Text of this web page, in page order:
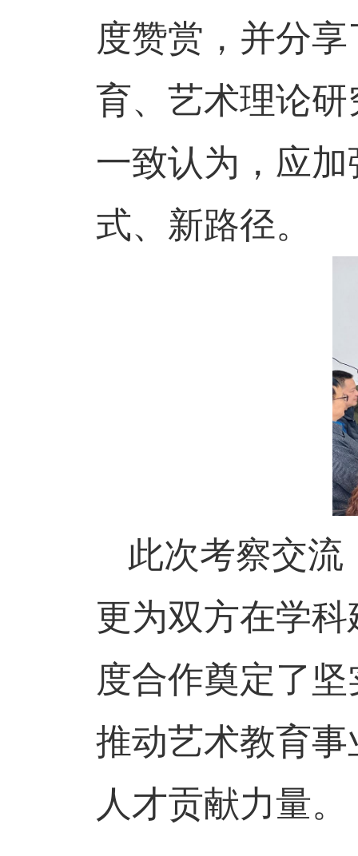
度赞赏，并分
育、艺术理论
一致认为，应
式、新路径。
此次考察交流
更为双方在学
度合作奠定了
推动艺术教育
人才贡献力量。